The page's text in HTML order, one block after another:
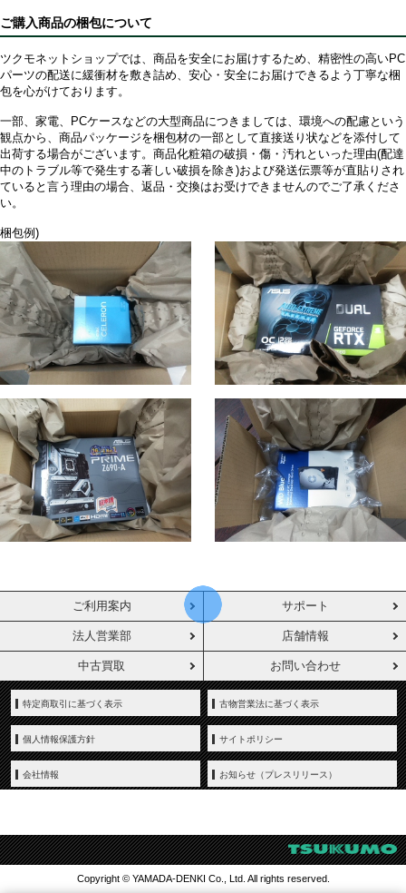
ご購入商品の梱包について
ツクモネットショップでは、商品を安全にお届けするため、精密性の高いPC
パーツの配送に緩衝材を敷き詰め、安心・安全にお届けできるよう丁寧な梱
包を心がけております。
一部、家電、PCケースなどの大型商品につきましては、環境への配慮という
観点から、商品パッケージを梱包材の一部として直接送り状などを添付して
出荷する場合がございます。商品化粧箱の破損・傷・汚れといった理由(配達
中のトラブル等で発生する著しい破損を除き)および発送伝票等が直貼りされ
ていると言う理由の場合、返品・交換はお受けできませんのでご了承くださ
い。
梱包例)
ご利用案内 サポート
法人営業部 店舗情報
中古買取 お問い合わせ
特定商取引に基づく表示 古物営業法に基づく表示
個人情報保護方針 サイトポリシー
会社情報 お知らせ（プレスリリース）
Copyright © YAMADA-DENKI Co., Ltd. All rights reserved.